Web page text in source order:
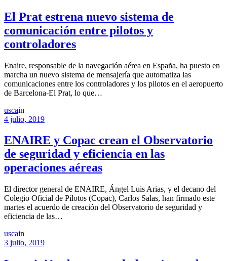
El Prat estrena nuevo sistema de
comunicación entre pilotos y
controladores
Enaire, responsable de la navegación aérea en España, ha puesto en
marcha un nuevo sistema de mensajería que automatiza las
comunicaciones entre los controladores y los pilotos en el aeropuerto
de Barcelona-El Prat, lo que…
uscain
4 julio, 2019
ENAIRE y Copac crean el Observatorio
de seguridad y eficiencia en las
operaciones aéreas
El director general de ENAIRE, Ángel Luis Arias, y el decano del
Colegio Oficial de Pilotos (Copac), Carlos Salas, han firmado este
martes el acuerdo de creación del Observatorio de seguridad y
eficiencia de las…
uscain
3 julio, 2019